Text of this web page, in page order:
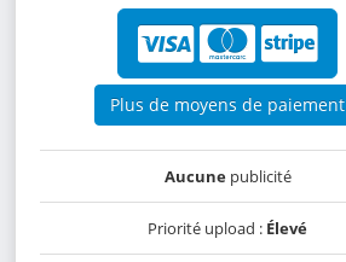
Plus de moyens de paiement
Aucunepublicité
Priorité upload : Élevé